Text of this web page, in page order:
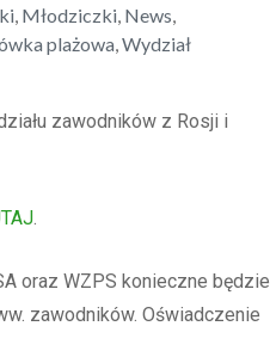
, Młodziczki, News,
plażowa,Wydział
zawodników z Rosji i
.
oraz WZPS konieczne będzie
zawodników. Oświadczenie